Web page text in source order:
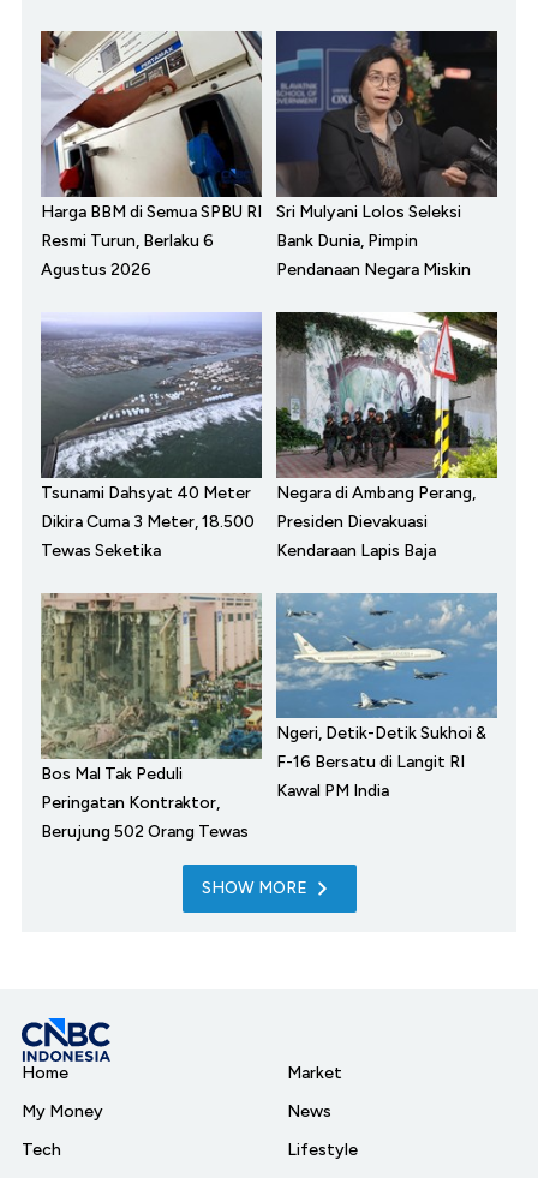
Harga BBM di Semua SPBU RI
Resmi Turun, Berlaku 6
Agustus 2026
Sri Mulyani Lolos Seleksi
Bank Dunia, Pimpin
Pendanaan Negara Miskin
Tsunami Dahsyat 40 Meter
Dikira Cuma 3 Meter, 18.500
Tewas Seketika
Negara di Ambang Perang,
Presiden Dievakuasi
Kendaraan Lapis Baja
Bos Mal Tak Peduli
Peringatan Kontraktor,
Berujung 502 Orang Tewas
Ngeri, Detik-Detik Sukhoi &
F-16 Bersatu di Langit RI
Kawal PM India
SHOW MORE
Home
My Money
Tech
Market
News
Lifestyle